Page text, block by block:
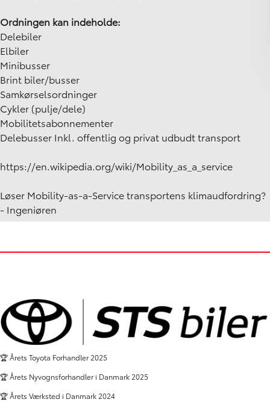
Ordningen kan indeholde:
Delebiler
Elbiler
Minibusser
Brint biler/busser
Samkørselsordninger
Cykler (pulje/dele)
Mobilitetsabonnementer
Delebusser Inkl. offentlig og privat udbudt transport
https://en.wikipedia.org/wiki/Mobility_as_a_service
Løser Mobility-as-a-Service transportens klimaudfordring?
- Ingeniøren
🏆 Årets Toyota Forhandler 2025
🏆 Årets Nyvognsforhandler i Danmark 2025
🏆 Årets Værksted i Danmark 2024